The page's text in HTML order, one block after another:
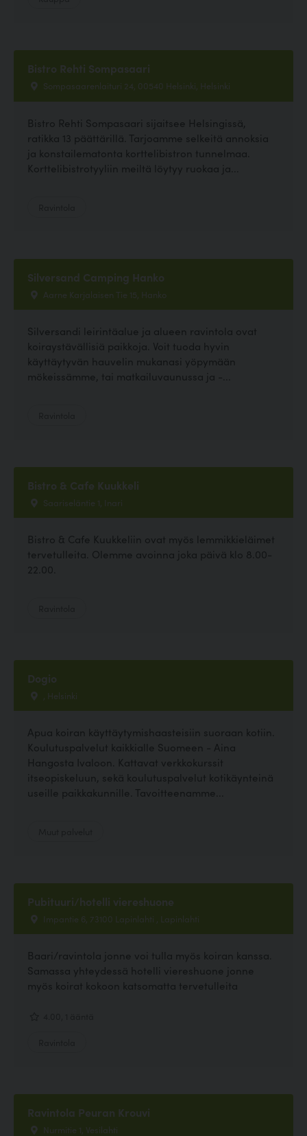
Bistro Rehti Sompasaari
Sompasaarenlaituri 24, 00540 Helsinki, Helsinki
Bistro Rehti Sompasaari sijaitsee Helsingissä,
ratikka 13 päättärillä. Tarjoamme selkeitä annoksia
ja konstailematonta korttelibistron tunnelmaa.
Korttelibistrotyyliin meiltä löytyy ruokaa ja...
Silversand Camping Hanko
Aarne Karjalaisen Tie 15, Hanko
Silversandi leirintäalue ja alueen ravintola ovat
koiraystävällisiä paikkoja. Voit tuoda hyvin
käyttäytyvän hauvelin mukanasi yöpymään
mökeissämme, tai matkailuvaunussa ja -...
Bistro & Cafe Kuukkeli
Saariseläntie 1, Inari
Bistro & Cafe Kuukkeliin ovat myös lemmikkieläimet
tervetulleita. Olemme avoinna joka päivä klo 8.00-
22.00.
Dogio
, Helsinki
Apua koiran käyttäytymishaasteisiin suoraan kotiin.
Koulutuspalvelut kaikkialle Suomeen - Aina
Hangosta Ivaloon. Kattavat verkkokurssit
itseopiskeluun, sekä koulutuspalvelut kotikäynteinä
useille paikkakunnille. Tavoitteenamme...
Pubituuri/hotelli viereshuone
Impantie 6, 73100 Lapinlahti , Lapinlahti
Baari/ravintola jonne voi tulla myös koiran kanssa.
Samassa yhteydessä hotelli viereshuone jonne
myös koirat kokoon katsomatta tervetulleita
Ravintola Peuran Krouvi
Nurmitie 1, Vesilahti